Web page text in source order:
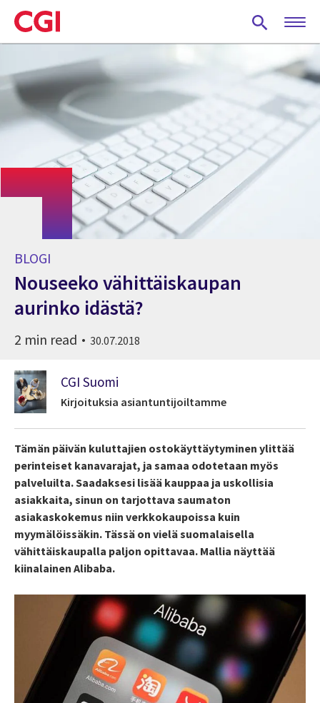
Skip
to
main
BLOGI
Nouseeko vähittäiskaupan
aurinko idästä?
2 min read 30.07.2018
CGI Suomi
Kirjoituksia asiantuntijoiltamme
Tämän päivän kuluttajien ostokäyttäytyminen ylittää
perinteiset kanavarajat, ja samaa odotetaan myös
palveluilta. Saadaksesi lisää kauppaa ja uskollisia
asiakkaita, sinun on tarjottava saumaton
asiakaskokemus niin verkkokaupoissa kuin
myymälöissäkin. Tässä on vielä suomalaisella
vähittäiskaupalla paljon opittavaa. Mallia näyttää
kiinalainen Alibaba.